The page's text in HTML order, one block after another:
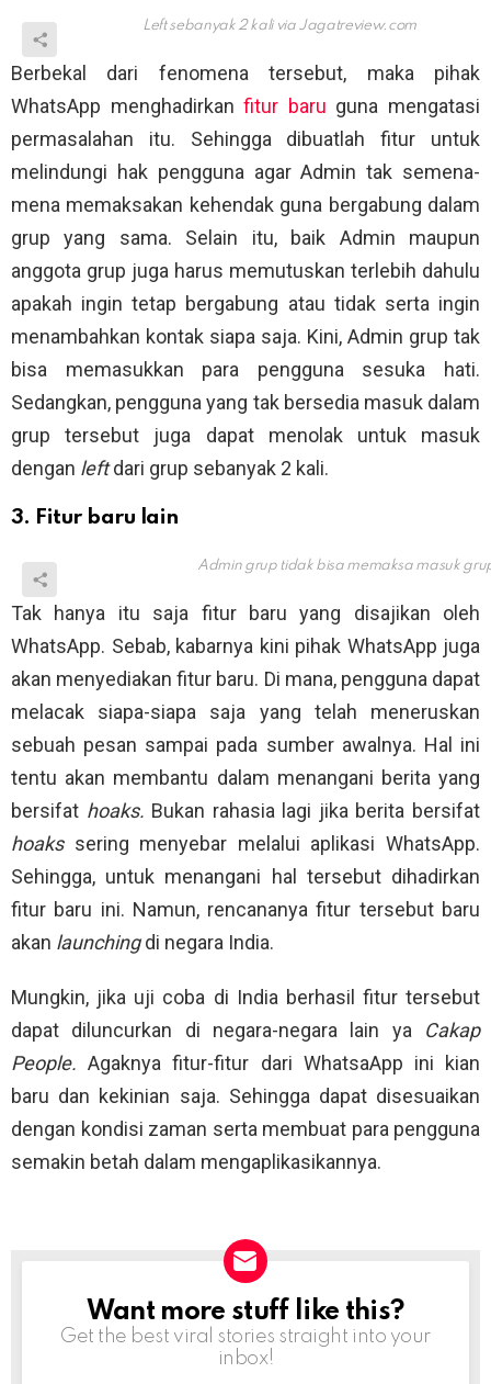
Left sebanyak 2 kali via Jagatreview.com
Berbekal dari fenomena tersebut, maka pihak
WhatsApp menghadirkanfitur baru guna mengatasi
permasalahan itu. Sehingga dibuatlah fitur untuk
melindungi hak pengguna agar Admin tak semena-
mena memaksakan kehendak guna bergabung dalam
grup yang sama. Selain itu, baik Admin maupun
anggota grup juga harus memutuskan terlebih dahulu
apakah ingin tetap bergabung atau tidak serta ingin
menambahkan kontak siapa saja. Kini, Admin grup tak
bisa memasukkan para pengguna sesuka hati.
Sedangkan, pengguna yang tak bersedia masuk dalam
grup tersebut juga dapat menolak untuk masuk
dengan leftdari grup sebanyak 2 kali.
3. Fitur baru lain
Admin grup tidak bisa memaksa masuk
Tak hanya itu saja fitur baru yang disajikan oleh
WhatsApp. Sebab, kabarnya kini pihak WhatsApp juga
akan menyediakan fitur baru. Di mana, pengguna dapat
melacak siapa-siapa saja yang telah meneruskan
sebuah pesan sampai pada sumber awalnya. Hal ini
tentu akan membantu dalam menangani berita yang
bersifat hoaks. Bukan rahasia lagi jika berita bersifat
hoaks sering menyebar melalui aplikasi WhatsApp.
Sehingga, untuk menangani hal tersebut dihadirkan
fitur baru ini. Namun, rencananya fitur tersebut baru
akan launchingdi negara India.
Mungkin, jika uji coba di India berhasil fitur tersebut
dapat diluncurkan di negara-negara lain ya Cakap
People.Agaknya fitur-fitur dari WhatsaApp ini kian
baru dan kekinian saja. Sehingga dapat disesuaikan
dengan kondisi zaman serta membuat para pengguna
semakin betah dalam mengaplikasikannya.
NEWSLETTER
Want more stuff like this?
Get the best viral stories straight into your
inbox!